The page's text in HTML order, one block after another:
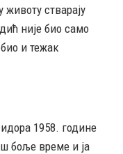
животу стварају
није био само
и тежак
1958. године
боље време и ја